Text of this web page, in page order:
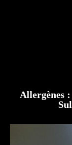
Allergènes